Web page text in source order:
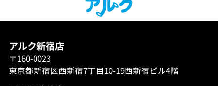
アルク新宿店
〒160-0023
東京都新宿区西新宿7丁目10-19西新宿ビル4階